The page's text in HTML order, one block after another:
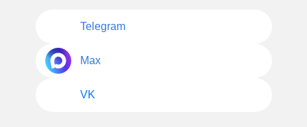
Telegram
Max
VK